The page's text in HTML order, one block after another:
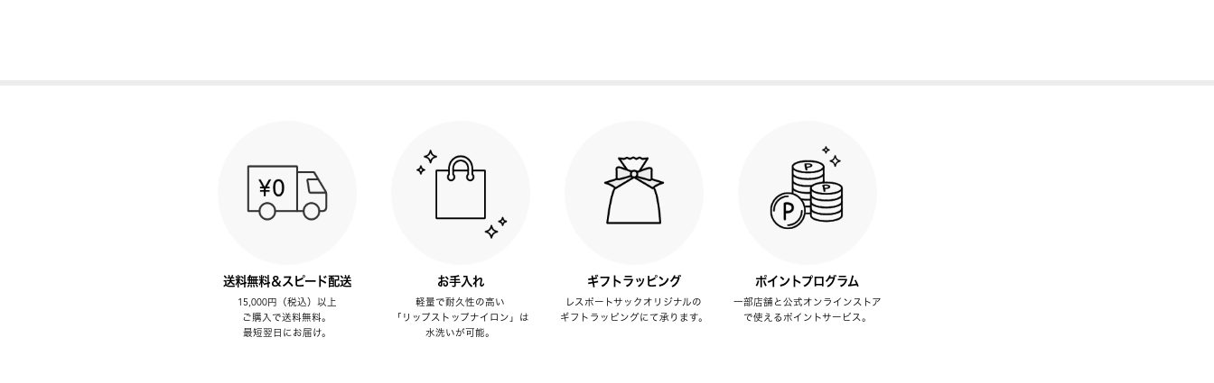
送料無料＆スピード配送
15,000円（税込）以上
ご購入で送料無料。
最短翌日にお届け。
お手入れ
軽量で耐久性の高い
「リップストップナイロン」は
水洗いが可能。
ギフトラッピング
レスポートサックオリジナルの
ギフトラッピングにて承ります。
ポイントプログラム
一部店舗と公式オンラインストア
で使えるポイントサービス。